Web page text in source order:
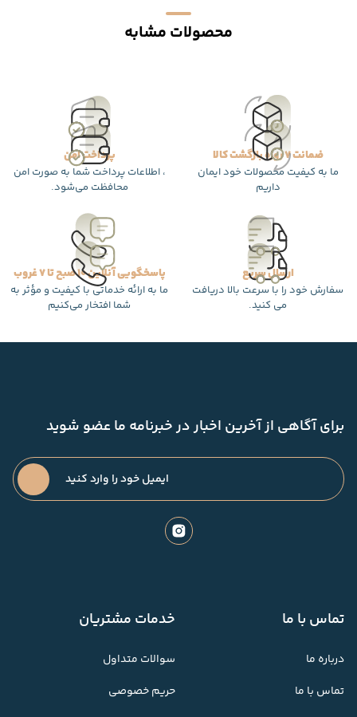
محصولات مشابه
ضمانت 7 روزه بازگشت کالا
ما به کیفیت محصولات خود ایمان
داریم
پرداخت امن
، اطلاعات پرداخت شما به صورت امن
محافظت می‌شود.
ارسال سریع
سفارش خود را با سرعت بالا دریافت
می کنید.
پاسخگویی آنلاین 10 صبح تا 7 غروب
ما به ارائه خدماتی با کیفیت و مؤثر به
شما افتخار می‌کنیم
برای آگاهی از آخرین اخبار در خبرنامه ما عضو شوید
تماس با ما
درباره ما
تماس با ما
خدمات مشتریان
سوالات متداول
حریم خصوصی